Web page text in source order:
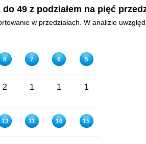
49 z podziałem na pięć
w przedziałach. W analizie
8 7 6 5
2 1 1 1
13 11 16 15